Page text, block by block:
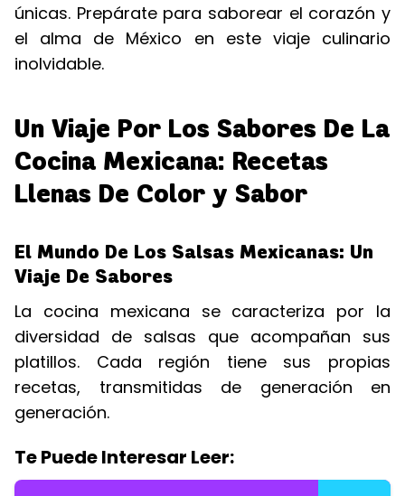
únicas. Prepárate para saborear el corazón y
el alma de México en este viaje culinario
inolvidable.
Un Viaje Por Los Sabores De La
Cocina Mexicana: Recetas
Llenas De Color y Sabor
El Mundo De Los Salsas Mexicanas: Un
Viaje De Sabores
La cocina mexicana se caracteriza por la
diversidad de salsas que acompañan sus
platillos. Cada región tiene sus propias
recetas, transmitidas de generación en
generación.
Te Puede Interesar Leer: